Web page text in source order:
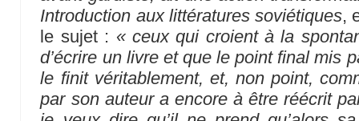
Introduction aux littératures soviétiques,
le sujet : « ceux qui croient à la
d’écrire un livre et que le point final mis
le finit véritablement, et, non point,
par son auteur a encore à être réécrit